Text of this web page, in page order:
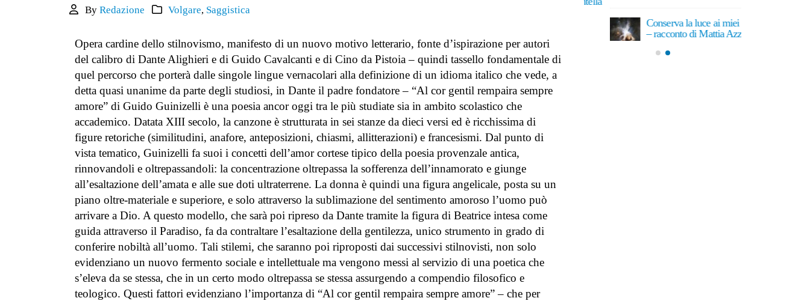
By Redazione Volgare, Saggistica
Opera cardine dello stilnovismo, manifesto di un nuovo motivo letterario, fonte d’ispirazione per autori
del calibro di Dante Alighieri e di Guido Cavalcanti e di Cino da Pistoia – quindi tassello fondamentale di
quel percorso che porterà dalle singole lingue vernacolari alla definizione di un idioma italico che vede, a
detta quasi unanime da parte degli studiosi, in Dante il padre fondatore – “Al cor gentil rempaira sempre
amore” di Guido Guinizelli è una poesia ancor oggi tra le più studiate sia in ambito scolastico che
accademico. Datata XIII secolo, la canzone è strutturata in sei stanze da dieci versi ed è ricchissima di
figure retoriche (similitudini, anafore, anteposizioni, chiasmi, allitterazioni) e francesismi. Dal punto di
vista tematico, Guinizelli fa suoi i concetti dell’amor cortese tipico della poesia provenzale antica,
rinnovandoli e oltrepassandoli: la concentrazione oltrepassa la sofferenza dell’innamorato e giunge
all’esaltazione dell’amata e alle sue doti ultraterrene. La donna è quindi una figura angelicale, posta su un
piano oltre-materiale e superiore, e solo attraverso la sublimazione del sentimento amoroso l’uomo può
arrivare a Dio. A questo modello, che sarà poi ripreso da Dante tramite la figura di Beatrice intesa come
guida attraverso il Paradiso, fa da contraltare l’esaltazione della gentilezza, unico strumento in grado di
conferire nobiltà all’uomo. Tali stilemi, che saranno poi riproposti dai successivi stilnovisti, non solo
evidenziano un nuovo fermento sociale e intellettuale ma vengono messi al servizio di una poetica che
s’eleva da se stessa, che in un certo modo oltrepassa se stessa assurgendo a compendio filosofico e
teologico. Questi fattori evidenziano l’importanza di “Al cor gentil rempaira sempre amore” – che per
23 Giugno 2026
24 Maggio 2026
Conserva la luce ai miei occhi
– racconto di Mattia Azzini